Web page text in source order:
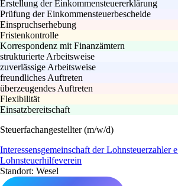
Erstellung der Einkommensteuererklärung
Prüfung der Einkommensteuerbescheide
Einspruchserhebung
Fristenkontrolle
Korrespondenz mit Finanzämtern
strukturierte Arbeitsweise
zuverlässige Arbeitsweise
freundliches Auftreten
überzeugendes Auftreten
Flexibilität
Einsatzbereitschaft
Steuerfachangestellter (m/w/d)
Interessensgemeinschaft der Lohnsteuerzahler
Lohnsteuerhilfeverein
Standort: Wesel